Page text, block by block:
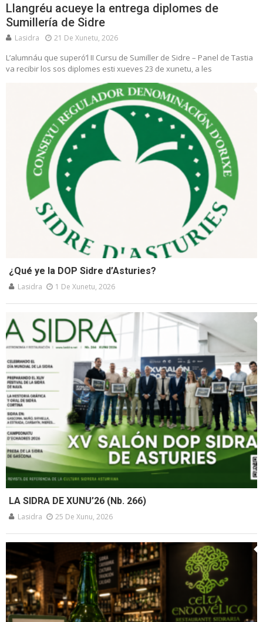
Llangréu acueye la entrega diplomes de
Sumillería de Sidre
Lasidra 21 De Xunetu, 2026
L’alumnáu que superó’l II Cursu de Sumiller de Sidre – Panel de Tastia
va recibir los sos diplomes esti xueves 23 de xunetu, a les
¿Qué ye la DOP Sidre d’Asturies?
Lasidra 1 De Xunetu, 2026
LA SIDRA DE XUNU’26 (Nb. 266)
Lasidra 25 De Xunu, 2026